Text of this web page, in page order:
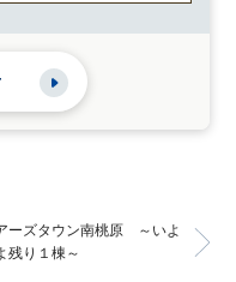
ーズタウン南桃原 ～いよ
残り１棟～